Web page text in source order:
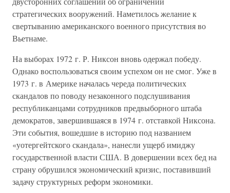
стратегических вооружений. Наметилось желание к
свертыванию американского военного присутствия во
Вьетнаме.
На выборах 1972 г. Р. Никсон вновь одержал победу.
Однако воспользоваться своим успехом он не смог. Уже в
1973 г. в Америке началась череда политических
скандалов по поводу незаконного подслушивания
республиканцами сотрудников предвыборного штаба
демократов, завершившаяся в 1974 г. отставкой Никсона.
Эти события, вошедшие в историю под названием
«уотергейтского скандала», нанесли ущерб имиджу
государственной власти США. В довершении всех бед на
страну обрушился экономический кризис, поставивший
задачу структурных реформ экономики.